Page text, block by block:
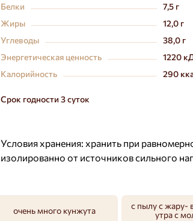
Белки
7,5 г
Жиры
12,0 г
Углеводы
38,0 г
Энергетическая ценность
1220
Калорийность
290
Срок годности 3 суток
Условия хранения: хранить при
изолированно от источников сильного
очень много кунжута
с пылу с жару-
утра с